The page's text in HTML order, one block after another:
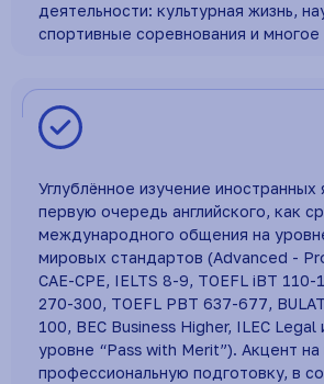
деятельности: культурная жизнь,
спортивные соревнования и многое
Углублённое изучение иностранных
первую очередь английского, как
международного общения на
мировых стандартов (Advanced -
CAE-CPE, IELTS 8-9, TOEFL iBT 110-
270-300, TOEFL PBT 637-677,
100, BEC Business Higher, ILEC Legal
уровне “Pass with Merit”). Акцент
профессиональную подготовку, в